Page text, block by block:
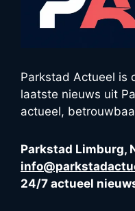
Parkstad Actueel is
laatste nieuws uit
actueel,
Parkstad Limburg,
24/7 actueel